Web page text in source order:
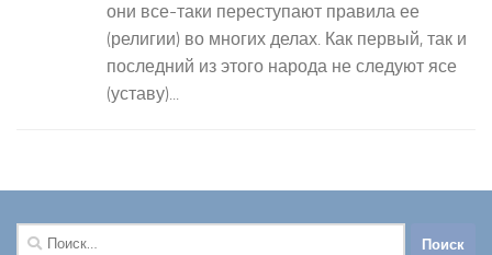
они все-таки переступают правила ее
(религии) во многих делах. Как первый, так и
последний из этого народа не следуют ясе
(уставу)...
Найти: